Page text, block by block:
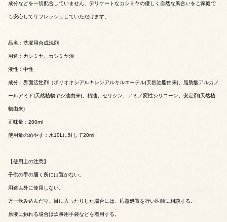
成分などを一切配合していません。デリケートなカシミヤの優しく自然な風合いをご家庭で
も安心してリフレッシュしていただけます。
品名：洗濯用合成洗剤
用途：カシミヤ、カシミヤ混
液性：中性
成分：界面活性剤（ポリオキシアルキレンアルキルエーテル{天然油脂由来}、脂肪酸アルカノ
ールアミド{天然植物ヤシ油由来}、精油、セリシン、アミノ変性シリコーン、安定剤{天然植
物由来}
正味量：200ml
使用量のめやす：水10Lに対して20ml
【使用上の注意】
子供の手の届く所には置かない。
用途以外に使用しない。
万一飲み込んだり、目に入ったりした場合には、応急処置を行い医師に相談する。
原液に触れる場合は炊事用手袋などを着用する。